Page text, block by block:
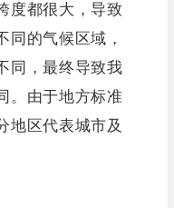
度都很大，导致
同的气候区域，
同，最终导致我
。由于地方标准
地区代表城市及